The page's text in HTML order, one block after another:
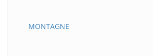
MONTAGNE